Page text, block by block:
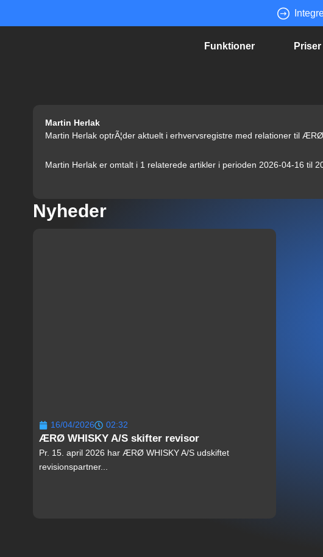
Funktioner Priser
Martin Herlak
Martin Herlak optrÃ¦der aktuelt i erhvervsregistre med relationer til
Martin Herlak er omtalt i 1 relaterede artikler i perioden 2026-04-16 til
Nyheder
16/04/2026 02:32
ÆRØ WHISKY A/S skifter revisor
Pr. 15. april 2026 har ÆRØ WHISKY A/S udskiftet
revisionspartner...